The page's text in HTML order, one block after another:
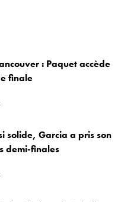
: Paquet accède
finale
solide, Garcia a pris son
demi-finales